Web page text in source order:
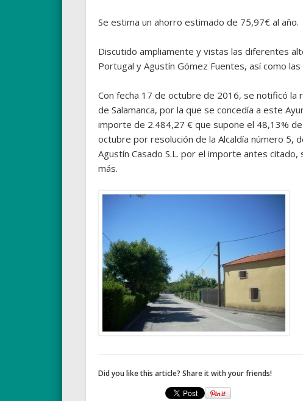
Se estima un ahorro estimado de 75,97€ al año.
Discutido ampliamente y vistas las diferentes
Portugal y Agustín Gómez Fuentes, así como
Con fecha 17 de octubre de 2016, se notificó la
de Salamanca, por la que se concedía a este
importe de 2.484,27 € que supone el 48,13%
octubre por resolución de la Alcaldía número 5,
Agustín Casado S.L. por el importe antes
más.
Did you like this article? Share it with your friends!